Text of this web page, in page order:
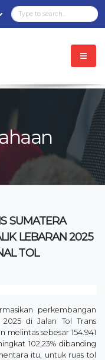
SUMATERA
LEBARAN 2025
TOL
perkembangan
di Jalan Tol Trans
sebesar 154.941
102,23% dibanding
itu, untuk ruas tol